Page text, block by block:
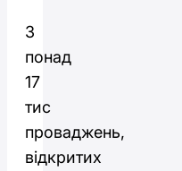
З
понад
17
тис
проваджень,
відкритих